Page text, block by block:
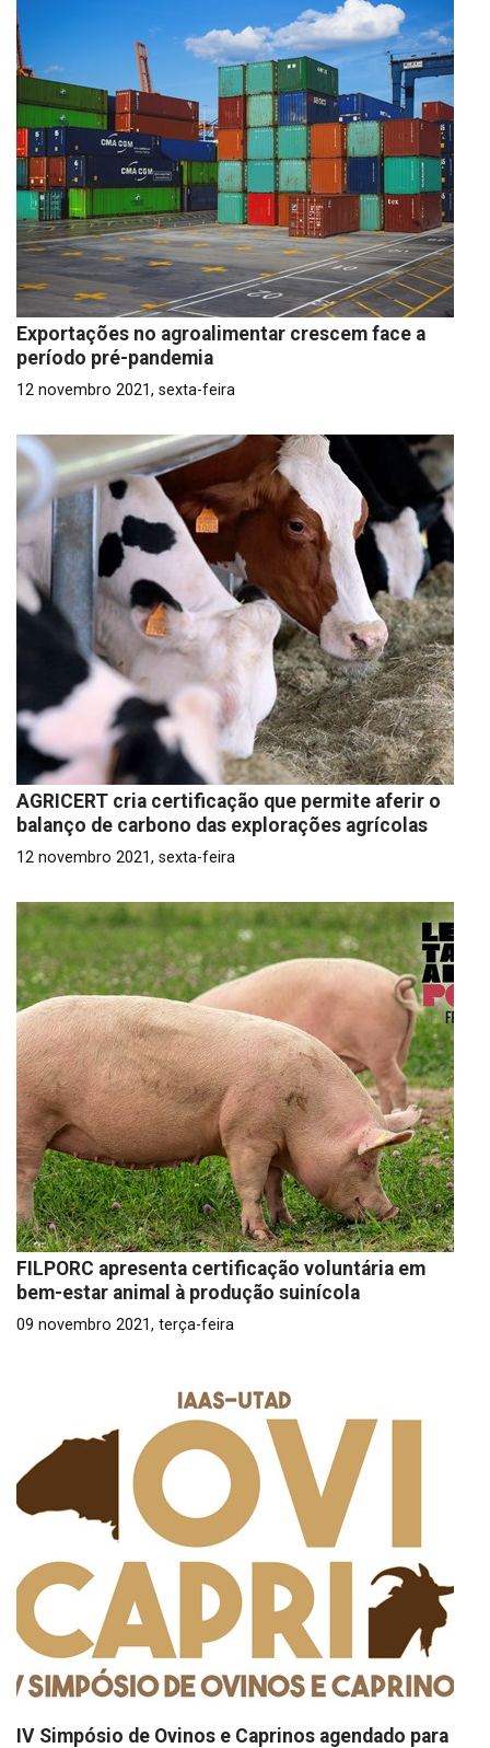
Exportações no agroalimentar crescem face a
período pré-pandemia
12 novembro 2021, sexta-feira
AGRICERT cria certificação que permite aferir o
balanço de carbono das explorações agrícolas
12 novembro 2021, sexta-feira
FILPORC apresenta certificação voluntária em
bem-estar animal à produção suinícola
09 novembro 2021, terça-feira
IV Simpósio de Ovinos e Caprinos agendado para